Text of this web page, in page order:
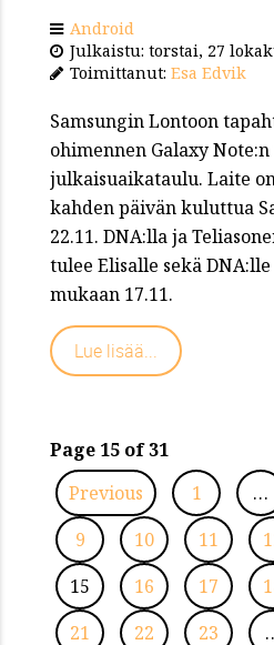
Android
Julkaistu: torstai, 27
Toimittanut: Esa Edvik
Samsungin Lontoon
ohimennen Galaxy Note:n
julkaisuaikataulu. Laite
kahden päivän kuluttua
22.11. DNA:lla ja
tulee Elisalle sekä
mukaan 17.11.
Lue lisää...
Page 15 of 31
Previous
1 …
9
10 11
15
16 17
21
22 23